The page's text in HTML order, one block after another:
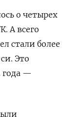
о четырех
А всего
стали более
Это
года —